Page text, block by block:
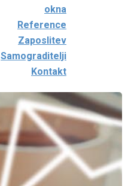
okna
Reference
Zaposlitev
Samograditelji
Kontakt